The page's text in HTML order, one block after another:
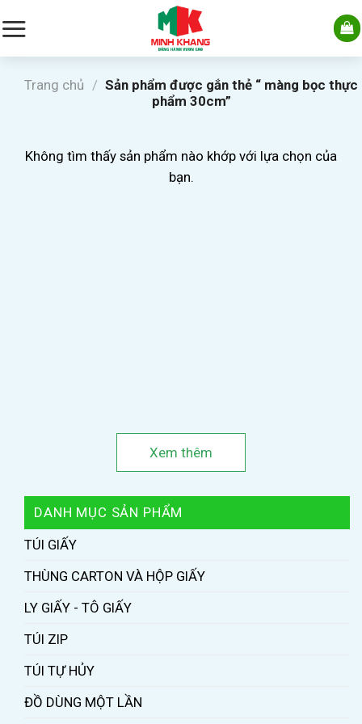
to
Trang chủ / Sản phẩm được gắn thẻ “ màng bọc thực
phẩm 30cm”
Không tìm thấy sản phẩm nào khớp với lựa chọn của
bạn.
Xem thêm
DANH MỤC SẢN PHẨM
TÚI GIẤY
THÙNG CARTON VÀ HỘP GIẤY
LY GIẤY - TÔ GIẤY
TÚI ZIP
TÚI TỰ HỦY
ĐỒ DÙNG MỘT LẦN